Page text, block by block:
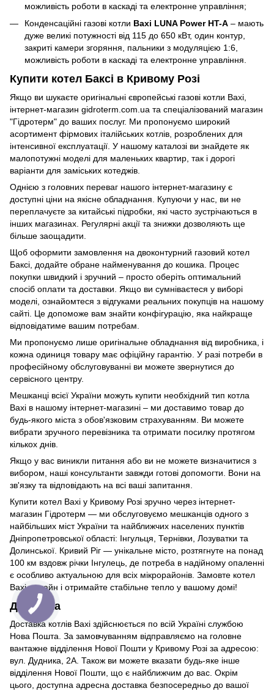
можливість роботи в каскаді та електронне управління;
Конденсаційні газові котли Baxi LUNA Power HT-A – мають
дуже великі потужності від 115 до 650 кВт, один контур,
закриті камери згоряння, пальники з модуляцією 1:6,
можливість роботи в каскаді та електронне управління.
Купити котел Баксі в Кривому Розі
Якщо ви шукаєте оригінальні європейські газові котли Baxi,
інтернет-магазин gidroterm.com.ua та спеціалізований магазин
"Гідротерм" до ваших послуг. Ми пропонуємо широкий
асортимент фірмових італійських котлів, розроблених для
інтенсивної експлуатації. У нашому каталозі ви знайдете як
малопотужні моделі для маленьких квартир, так і дорогі
варіанти для заміських котеджів.
Однією з головних переваг нашого інтернет-магазину є
доступні ціни на якісне обладнання. Купуючи у нас, ви не
переплачуєте за китайські підробки, які часто зустрічаються в
інших магазинах. Регулярні акції та знижки дозволяють ще
більше заощадити.
Щоб оформити замовлення на двоконтурний газовий котел
Баксі, додайте обране найменування до кошика. Процес
покупки швидкий і зручний – просто оберіть оптимальний
спосіб оплати та доставки. Якщо ви сумніваєтеся у виборі
моделі, ознайомтеся з відгуками реальних покупців на нашому
сайті. Це допоможе вам знайти конфігурацію, яка найкраще
відповідатиме вашим потребам.
Ми пропонуємо лише оригінальне обладнання від виробника, і
кожна одиниця товару має офіційну гарантію. У разі потреби в
професійному обслуговуванні ви можете звернутися до
сервісного центру.
Мешканці всієї України можуть купити необхідний тип котла
Baxi в нашому інтернет-магазині – ми доставимо товар до
будь-якого міста з обов'язковим страхуванням. Ви можете
вибрати зручного перевізника та отримати посилку протягом
кількох днів.
Якщо у вас виникли питання або ви не можете визначитися з
вибором, наші консультанти завжди готові допомогти. Вони на
зв'язку та відповідають на всі ваші запитання.
Купити котел Baxi у Кривому Розі зручно через інтернет-
магазин Гідротерм — ми обслуговуємо мешканців одного з
найбільших міст України та найближчих населених пунктів
Дніпропетровської області: Інгульця, Тернівки, Лозуватки та
Долинської. Кривий Ріг — унікальне місто, розтягнуте на понад
100 км вздовж річки Інгулець, де потреба в надійному опаленні
є особливо актуальною для всіх мікрорайонів. Замовте котел
Baxi онлайн і отримайте стабільне тепло у вашому домі!
Доставка
Доставка котлів Baxi здійснюється по всій Україні службою
Нова Пошта. За замовчуванням відправляємо на головне
вантажне відділення Нової Пошти у Кривому Розі за адресою:
вул. Дудника, 2А. Також ви можете вказати будь-яке інше
відділення Нової Пошти, що є найближчим до вас. Окрім
цього, доступна адресна доставка безпосередньо до вашої